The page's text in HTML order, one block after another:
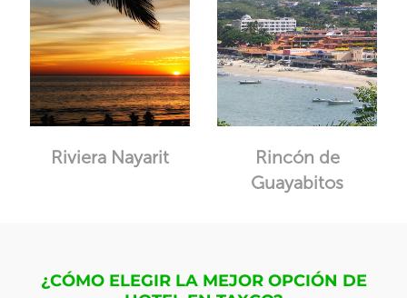
Riviera Nayarit
Rincón de
Guayabitos
¿CÓMO ELEGIR LA MEJOR OPCIÓN DE